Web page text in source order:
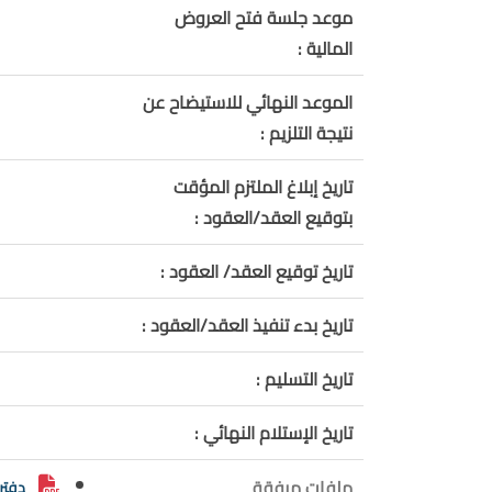
موعد جلسة فتح العروض
المالية :
الموعد النهائي للاستيضاح عن
نتيجة التلزيم :
تاريخ إبلاغ الملتزم المؤقت
بتوقيع العقد/العقود :
تاريخ توقيع العقد/ العقود :
تاريخ بدء تنفيذ العقد/العقود :
تاريخ التسليم :
تاريخ الإستلام النهائي :